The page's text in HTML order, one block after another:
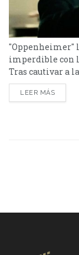
"Oppenheimer"
imperdible con
Tras cautivar a
más de seis
del director
LEER MÁS